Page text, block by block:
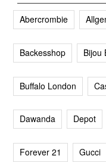
Abercrombie
Backesshop Bijou
Buffalo London
Dawanda Depot
Forever 21 Gucci